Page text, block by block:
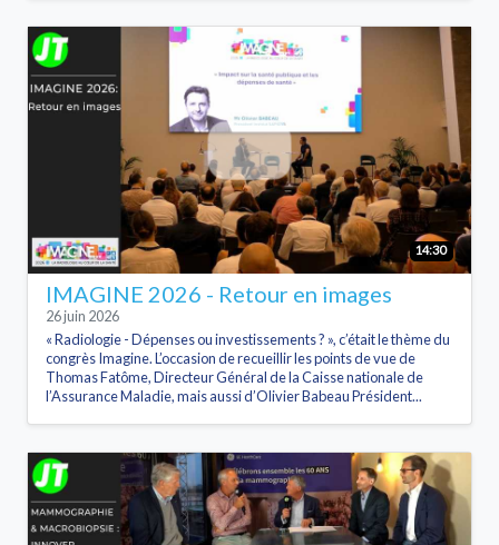
14:30
IMAGINE 2026 - Retour en images
26 juin 2026
« Radiologie - Dépenses ou investissements ? », c’était le thème du
congrès Imagine. L’occasion de recueillir les points de vue de
Thomas Fatôme, Directeur Général de la Caisse nationale de
l’Assurance Maladie, mais aussi d’Olivier Babeau Président...